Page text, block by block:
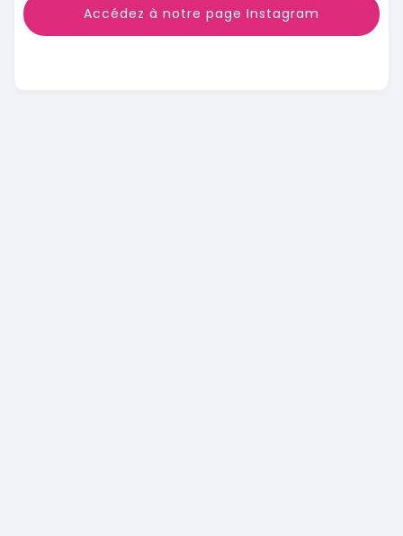
Accédez à notre page Instagram